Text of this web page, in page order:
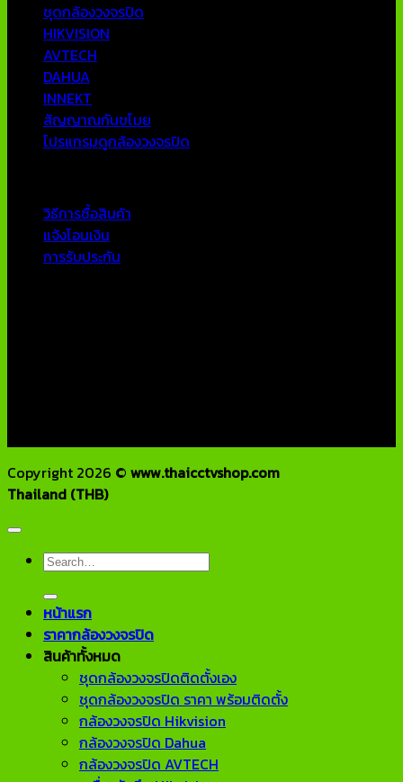
ชุดกล้องวงจรปิด
HIKVISION
AVTECH
DAHUA
INNEKT
สัญญาณกันขโมย
โปรแกรมดูกล้องวงจรปิด
วิธีการซื้อสินค้า
แจ้งโอนเงิน
การรับประกัน
Copyright 2026 © www.thaicctvshop.com
Thailand (THB)
Search
หน้าแรก
ราคากล้องวงจรปิด
สินค้าทั้งหมด
ชุดกล้องวงจรปิดติดตั้งเอง
ชุดกล้องวงจรปิด ราคา พร้อมติดตั้ง
กล้องวงจรปิด Hikvision
กล้องวงจรปิด Dahua
กล้องวงจรปิด AVTECH